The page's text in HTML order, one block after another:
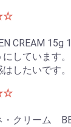
カートへ進む
CREAM 15g
しています。
したいです。
クリーム